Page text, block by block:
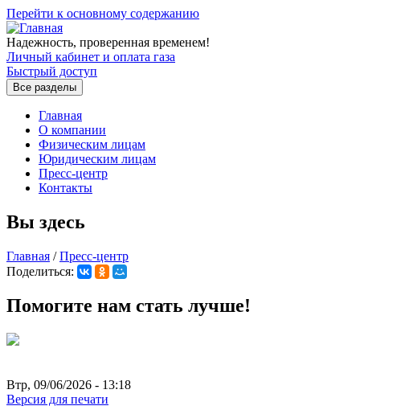
Перейти к основному содержанию
Надежность, проверенная временем!
Личный кабинет и оплата газа
Быстрый доступ
Все разделы
Главная
О компании
Физическим лицам
Юридическим лицам
Пресс-центр
Контакты
Вы здесь
Главная / Пресс-центр
Поделиться:
Помогите нам стать лучше!
Втр, 09/06/2026 - 13:18
Версия для печати